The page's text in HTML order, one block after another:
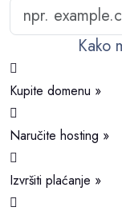
Kako
Kupite domenu »
Naručite hosting »
Izvršiti plaćanje »